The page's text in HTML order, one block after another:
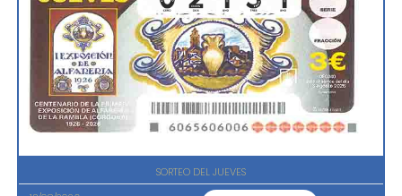
SORTEO DEL JUEVES